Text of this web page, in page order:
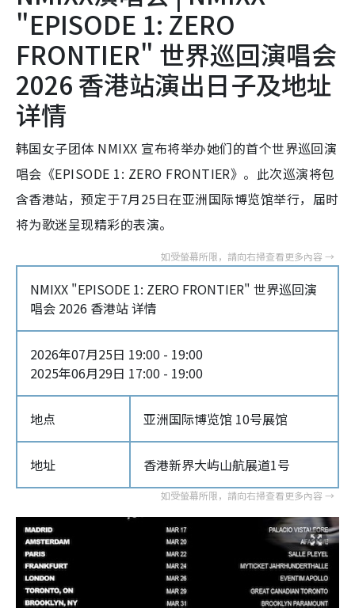
"EPISODE 1: ZERO
FRONTIER" 世界巡回演唱会
2026 香港站演出日子及地址
详情
韩国女子团体 NMIXX 宣布将举办她们的首个世界巡回演
唱会《EPISODE 1: ZERO FRONTIER》。此次巡演将包
含香港站，预定于7月25日在亚洲国际博览馆举行，届时
将为歌迷呈现精彩的表演。
NMIXX "EPISODE 1: ZERO FRONTIER" 世界巡回演
唱会 2026 香港站 详情
2026年07月25日 19:00 - 19:00
2025年06月29日 17:00 - 19:00
地点 亚洲国际博览馆 10号展馆
地址 香港新界大屿山航展道1号